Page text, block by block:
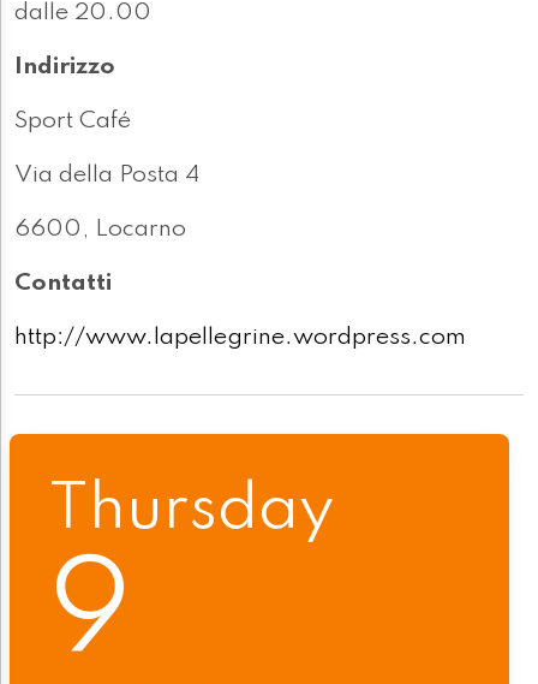
dalle 20.00
Indirizzo
Sport Café
Via della Posta 4
6600, Locarno
Contatti
http://www.lapellegrine.wordpress.com
Thursday
9